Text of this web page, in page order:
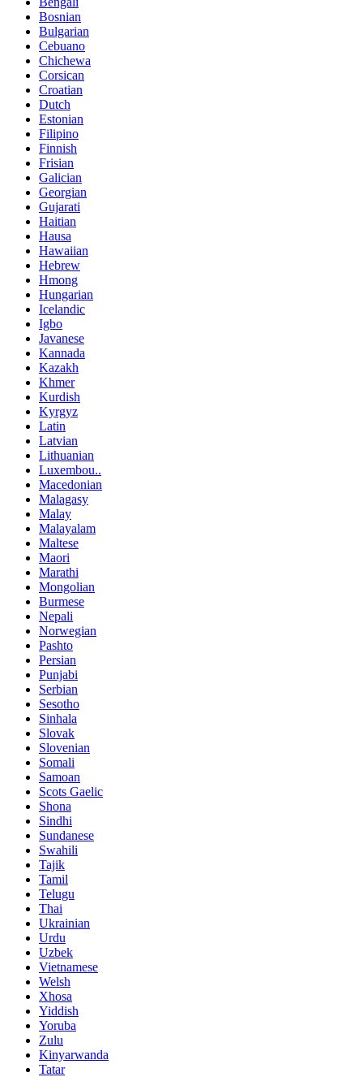
Bosnian
Bulgarian
Cebuano
Chichewa
Corsican
Croatian
Dutch
Estonian
Filipino
Finnish
Frisian
Galician
Georgian
Gujarati
Haitian
Hausa
Hawaiian
Hebrew
Hmong
Hungarian
Icelandic
Igbo
Javanese
Kannada
Kazakh
Khmer
Kurdish
Kyrgyz
Latin
Latvian
Lithuanian
Luxembou..
Macedonian
Malagasy
Malay
Malayalam
Maltese
Maori
Marathi
Mongolian
Burmese
Nepali
Norwegian
Pashto
Persian
Punjabi
Serbian
Sesotho
Sinhala
Slovak
Slovenian
Somali
Samoan
Scots Gaelic
Shona
Sindhi
Sundanese
Swahili
Tajik
Tamil
Telugu
Thai
Ukrainian
Urdu
Uzbek
Vietnamese
Welsh
Xhosa
Yiddish
Yoruba
Zulu
Kinyarwanda
Tatar